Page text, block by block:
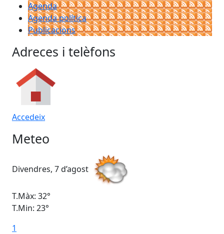
Agenda
Agenda política
Publicacions
Adreces i telèfons
Accedeix
Meteo
Divendres, 7 d’agost
T.Màx: 32°
T.Min: 23°
1